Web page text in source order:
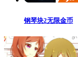
钢琴块2无限金币